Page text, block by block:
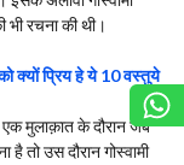
भी रचना की थी।
प्रिय हे ये 10 वस्तुये
मुलाक़ात के दौरान जब
तो उस दौरान गोस्वामी